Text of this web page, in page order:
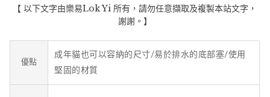
【 以下文字由樂易Lok Yi 所有，請勿任意擷取及複製本站文字，
謝謝。】
優點
成年貓也可以容納的尺寸/易於排水的底部塞/使用
堅固的材質